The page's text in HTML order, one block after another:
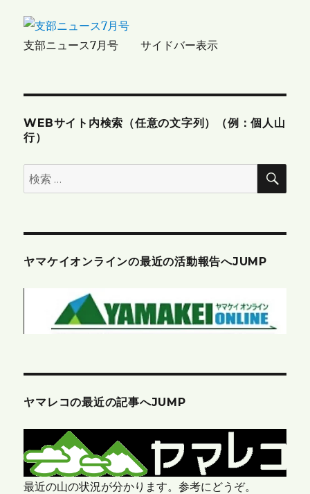
ョ
支部ニュース7月号 サイドバー表示
WEBサイト内検索（任意の文字列）（例：個人山
行）
検
索:
検
ヤマケイオンラインの最近の活動報告へJUMP
ヤマレコの最近の記事へJUMP
最近の山の状況が分かります。参考にどうぞ。